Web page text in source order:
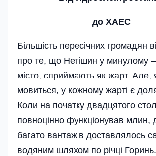
до ХАЕС
Більшість пересічних громадян
про те, що Нетішин у минулому
місто, сприймають як жарт. Але,
мовиться, у кожному жарті є
Коли на початку двадцятого
повноцінно функціонував млин,
багато вантажів доставлялось
водяним шляхом по річці